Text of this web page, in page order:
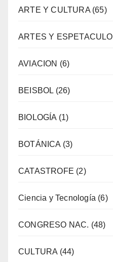
ARTE Y CULTURA(65)
ARTES Y ESPETACULO
AVIACION (6)
BEISBOL (26)
BIOLOGÍA (1)
BOTÁNICA (3)
CATASTROFE (2)
Ciencia y Tecnología (6)
CONGRESO NAC. (48)
CULTURA (44)